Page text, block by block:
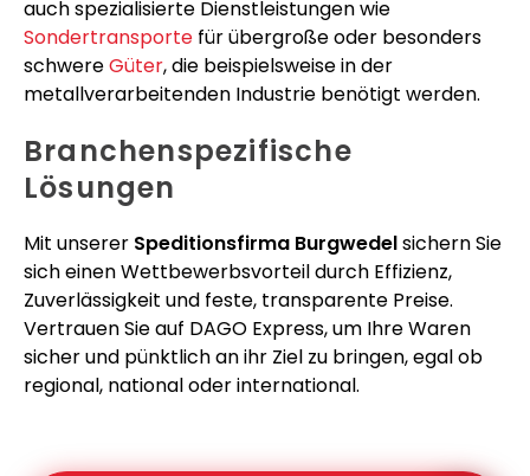
auch spezialisierte Dienstleistungen wie
Sondertransporte für übergroße oder besonders
schwereGüter, die beispielsweise in der
metallverarbeitenden Industrie benötigt werden.
Branchenspezifische
Lösungen
Mit unserer Speditionsfirma Burgwedelsichern Sie
sich einen Wettbewerbsvorteil durch Effizienz,
Zuverlässigkeit und feste, transparente Preise.
Vertrauen Sie auf DAGO Express, um Ihre Waren
sicher und pünktlich an ihr Ziel zu bringen, egal ob
regional, national oder international.